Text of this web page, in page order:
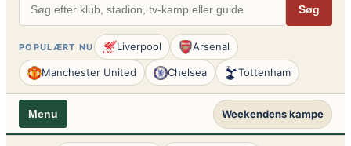
Søg
POPULÆRT NU Liverpool Arsenal
Manchester United Chelsea Tottenham
Menu Weekendens kampe